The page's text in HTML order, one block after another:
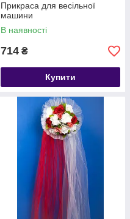
Прикраса для весільної
машини
В наявності
714 ₴
Купити